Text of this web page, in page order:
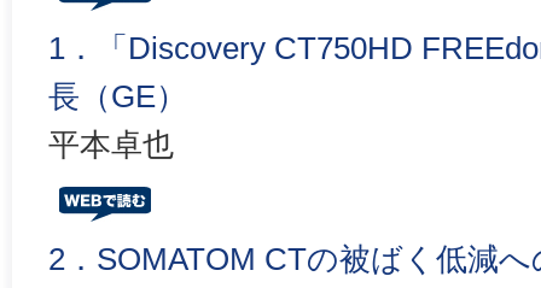
1．「Discovery CT750HD
長（GE）
平本卓也
2．SOMATOM CTの被ばく低減